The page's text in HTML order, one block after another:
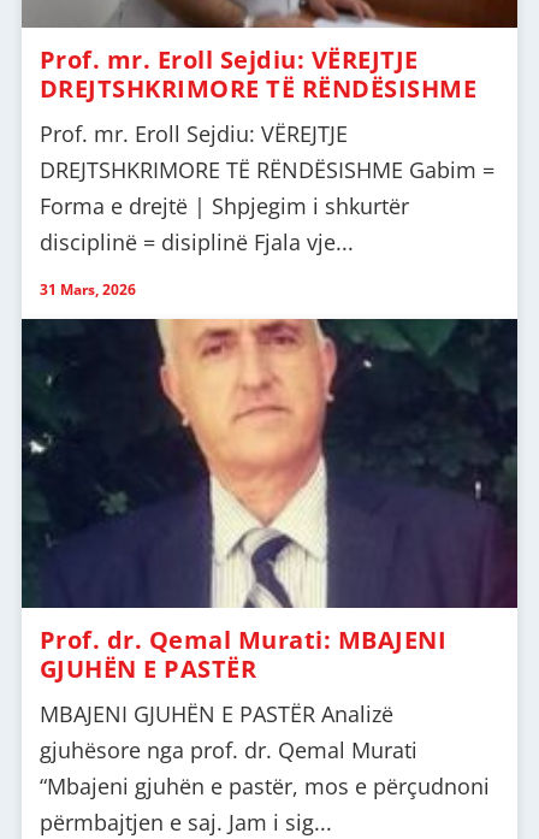
Prof. mr. Eroll Sejdiu: VËREJTJE
DREJTSHKRIMORE TË RËNDËSISHME
Prof. mr. Eroll Sejdiu: VËREJTJE
DREJTSHKRIMORE TË RËNDËSISHME Gabim =
Forma e drejtë | Shpjegim i shkurtër
disciplinë = disiplinë Fjala vje...
31 Mars, 2026
Prof. dr. Qemal Murati: MBAJENI
GJUHËN E PASTËR
MBAJENI GJUHËN E PASTËR Analizë
gjuhësore nga prof. dr. Qemal Murati
“Mbajeni gjuhën e pastër, mos e përçudnoni
përmbajtjen e saj. Jam i sig...